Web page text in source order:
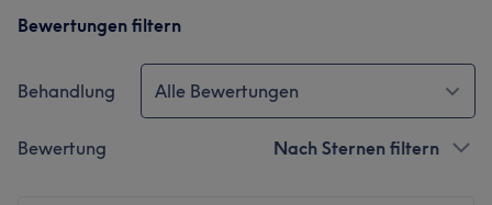
Bewertungen filtern
Behandlung Alle Bewertungen
Bewertung Nach Sternen filtern